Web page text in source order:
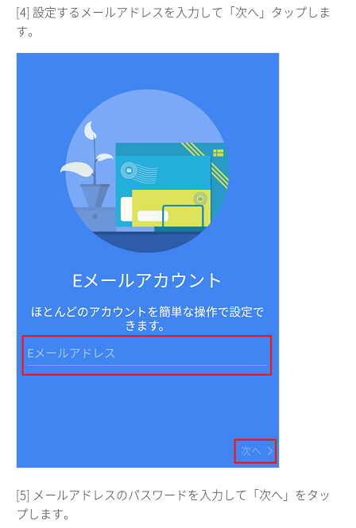
[4] 設定するメールアドレスを入力して「次へ」タップしま
す。
[5] メールアドレスのパスワードを入力して「次へ」をタッ
プします。